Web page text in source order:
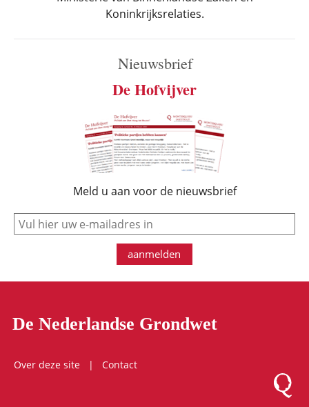
Koninkrijksrelaties.
Nieuwsbrief
De Hofvijver
Meld u aan voor de nieuwsbrief
e-mail
aanmelden
De Nederlandse Grondwet
Over deze site
Contact
Logo